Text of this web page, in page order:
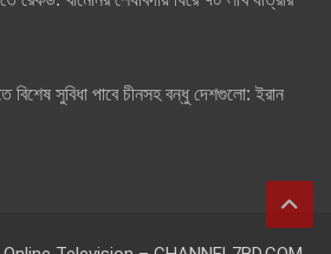
বিশেষ সুবিধা পাবে চীনসহ বন্ধু দেশগুলো: ইরান